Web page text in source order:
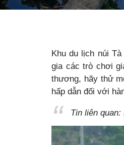
Khu du lịch núi
gia các trò chơi
thương, hãy thử
hấp dẫn đối với
Tin liên quan: